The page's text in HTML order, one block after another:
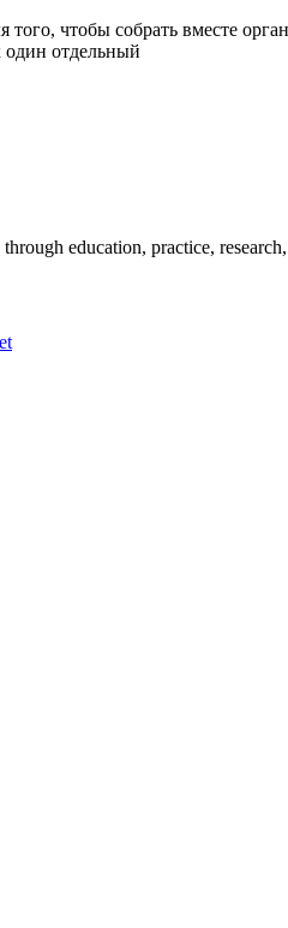
чтобы собрать вместе
один отдельный
education, practice,